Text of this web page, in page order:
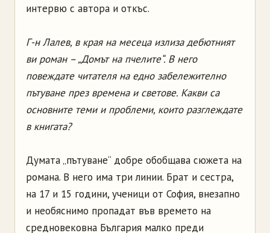
интервю с автора и откъс.
Г-н Лалев, в края на месеца излиза дебютният
ви роман – „Домът на пчелите“. В него
повеждате читателя на едно забележително
пътуване през времена и светове. Какви са
основните теми и проблеми, които разглеждате
в книгата?
Думата „пътуване“ добре обобщава сюжета на
романа. В него има три линии. Брат и сестра,
на 17 и 15 години, ученици от София, внезапно
и необяснимо пропадат във времето на
средновековна България малко преди